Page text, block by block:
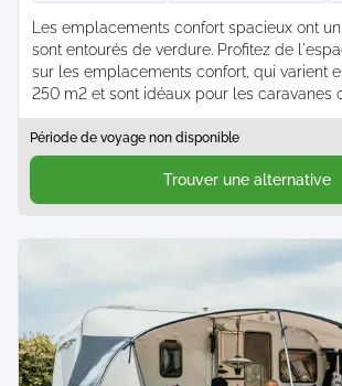
Les emplacements confort spacieux ont
sont entourés de verdure. Profitez de
sur les emplacements confort, qui varient
250 m2 et sont idéaux pour les caravanes
Période de voyage non disponible
Trouver une alternative